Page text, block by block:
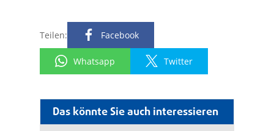
Das könnte Sie auch interessieren
Teilen: Facebook
Whatsapp Twitter